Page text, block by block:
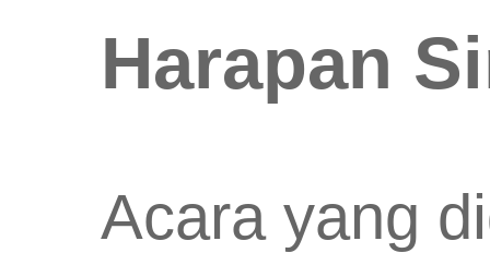
Harapan
Acara yang